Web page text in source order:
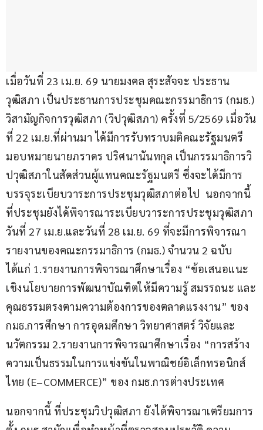
เมื่อวันที่ 23 เม.ย. 69 นายมงคล สุระสัจจะ ประธาน
วุฒิสภา เป็นประธานการประชุมคณะกรรมาธิการ (กมธ.)
วิสามัญกิจการวุฒิสภา (วิปวุฒิสภา) ครั้งที่ 5/2569 เมื่อวัน
ที่ 22 เม.ย.ที่ผ่านมา ได้มีการรับทราบมติคณะรัฐมนตรี
มอบหมายนายภราดร ปริศนานันทกุล เป็นกรรมาธิการวิ
ปวุฒิสภาในสัดส่วนผู้แทนคณะรัฐมนตรี ซึ่งจะได้มีการ
บรรจุระเบียบวาระการประชุมวุฒิสภาต่อไป  นอกจากนี้
ที่ประชุมยังได้พิจารณาระเบียบวาระการประชุมวุฒิสภา
วันที่ 27 เม.ย.และวันที่ 28 เม.ย. 69 ที่จะมีการพิจารณา
รายงานของคณะกรรมาธิการ (กมธ.) จำนวน 2 ฉบับ
ได้แก่ 1.รายงานการพิจารณาศึกษาเรื่อง “ข้อเสนอแนะ
เชิงนโยบายการพัฒนาบัณฑิตให้มีความรู้ สมรรถนะ และ
คุณธรรมตรงตามความต้องการของตลาดแรงงาน” ของ
กมธ.การศึกษา การอุดมศึกษา วิทยาศาสตร์ วิจัยและ
นวัตกรรม 2.รายงานการพิจารณาศึกษาเรื่อง “การสร้าง
ความเป็นธรรมในการแข่งขันในพาณิชย์อิเล็กทรอนิกส์
ไทย (E–COMMERCE)” ของ กมธ.การต่างประเทศ
นอกจากนี้ ที่ประชุมวิปวุฒิสภา ยังได้พิจารณาเตรียมการ